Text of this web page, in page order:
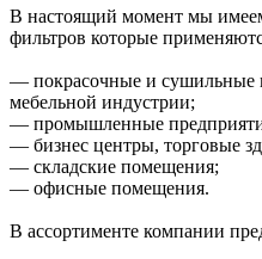
В настоящий момент мы
фильтров которые
— покрасочные и сушильные
мебельной индустрии;
— промышленные
— бизнес центры, торговые
— складские помещения;
— офисные помещения.
В ассортименте компании